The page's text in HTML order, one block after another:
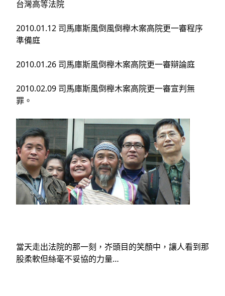
台灣高等法院
2010.01.12 司馬庫斯風倒風倒櫸木案高院更一審程序
準備庭
2010.01.26 司馬庫斯風倒櫸木案高院更一審辯論庭
2010.02.09 司馬庫斯風倒櫸木案高院更一審宣判無
罪 。
當天走出法院的那一刻，岕頭目的笑顏中，讓人看到那
股柔軟但絲毫不妥協的力量…